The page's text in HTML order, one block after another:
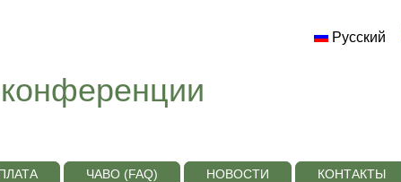
Русский
ЧАВО (FAQ) НОВОСТИ КОНТАКТЫ